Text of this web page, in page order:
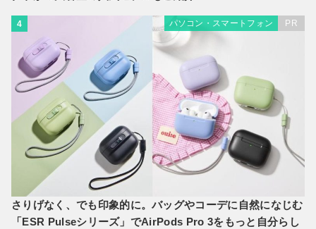
4 パソコン・スマートフォン PR
さりげなく、でも印象的に。バッグやコーデに自然になじむ
「ESR Pulseシリーズ」でAirPods Pro 3をもっと自分らし